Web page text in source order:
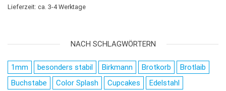
Lieferzeit: ca. 3-4 Werktage
NACH SCHLAGWÖRTERN
1mm besonders stabil Birkmann Brotkorb
Brotlaib
Buchstabe
Color Splash Cupcakes
Edelstahl